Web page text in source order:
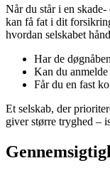
Når du står i en
kan få fat i dit
hvordan selskabet
Har de
Kan du
Får du en fast
Et selskab, der
giver større tryghed –